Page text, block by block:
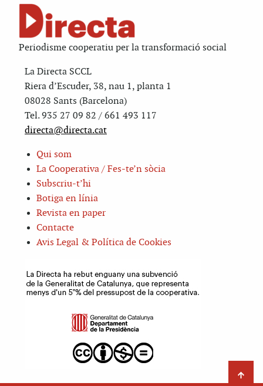
Periodisme cooperatiu per la transformació social
La Directa SCCL
Riera d’Escuder, 38, nau 1, planta 1
08028 Sants (Barcelona)
Tel. 935 27 09 82 / 661 493 117
directa@directa.cat
Qui som
La Cooperativa / Fes-te’n sòcia
Subscriu-t’hi
Botiga en línia
Revista en paper
Contacte
Avis Legal & Política de Cookies